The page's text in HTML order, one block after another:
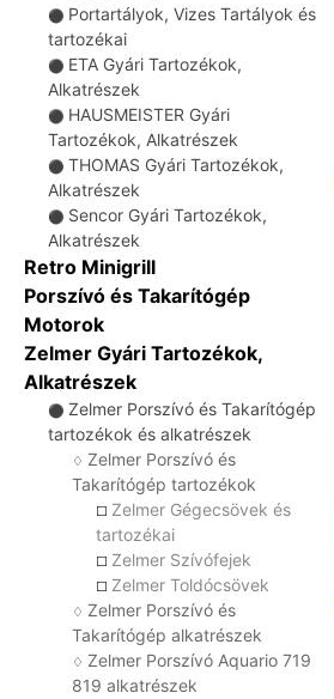
⚫ Portartályok, Vizes Tartályok és
tartozékai
⚫ ETA Gyári Tartozékok,
Alkatrészek
⚫ HAUSMEISTER Gyári
Tartozékok, Alkatrészek
⚫ THOMAS Gyári Tartozékok,
Alkatrészek
⚫ Sencor Gyári Tartozékok,
Alkatrészek
Retro Minigrill
Porszívó és Takarítógép
Motorok
Zelmer Gyári Tartozékok,
Alkatrészek
⚫ Zelmer Porszívó és Takarítógép
tartozékok és alkatrészek
♢ Zelmer Porszívó és
Takarítógép tartozékok
☐ Zelmer Gégecsövek és
tartozékai
☐ Zelmer Szívófejek
☐ Zelmer Toldócsövek
♢ Zelmer Porszívó és
Takarítógép alkatrészek
♢ Zelmer Porszívó Aquario 719
819 alkatrészek